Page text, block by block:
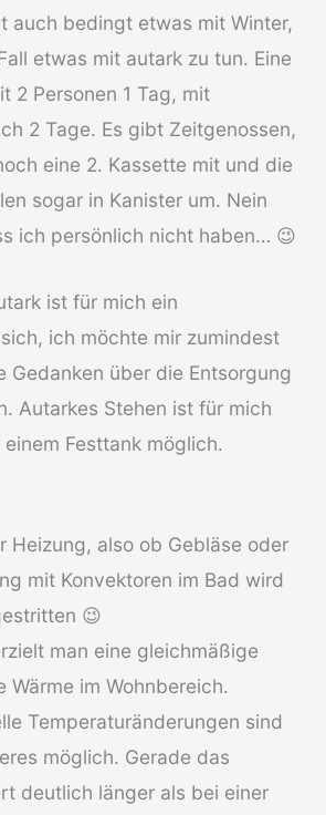
auch bedingt etwas mit Winter,
etwas mit autark zu tun. Eine
2 Personen 1 Tag, mit
2 Tage. Es gibt Zeitgenossen,
eine 2. Kassette mit und die
sogar in Kanister um. Nein
ich persönlich nicht haben… 😉
ist für mich ein
ich möchte mir zumindest
Gedanken über die Entsorgung
Autarkes Stehen ist für mich
Festtank möglich.
Heizung, also ob Gebläse oder
mit Konvektoren im Bad wird
😉
man eine gleichmäßige
Wärme im Wohnbereich.
Temperaturänderungen sind
möglich. Gerade das
deutlich länger als bei einer